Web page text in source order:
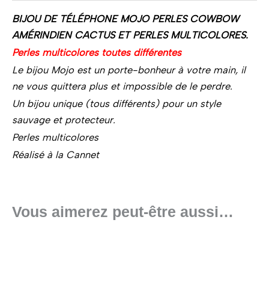
BIJOU DE TÉLÉPHONE MOJO PERLES COWBOW
AMÉRINDIEN CACTUS ET PERLES MULTICOLORES.
Perles multicolores toutes différentes
Le bijou Mojo est un porte-bonheur à votre main, il
ne vous quittera plus et impossible de le perdre.
Un bijou unique (tous différents) pour un style
sauvage et protecteur.
Perles multicolores
Réalisé à la Cannet
Vous aimerez peut-être aussi…